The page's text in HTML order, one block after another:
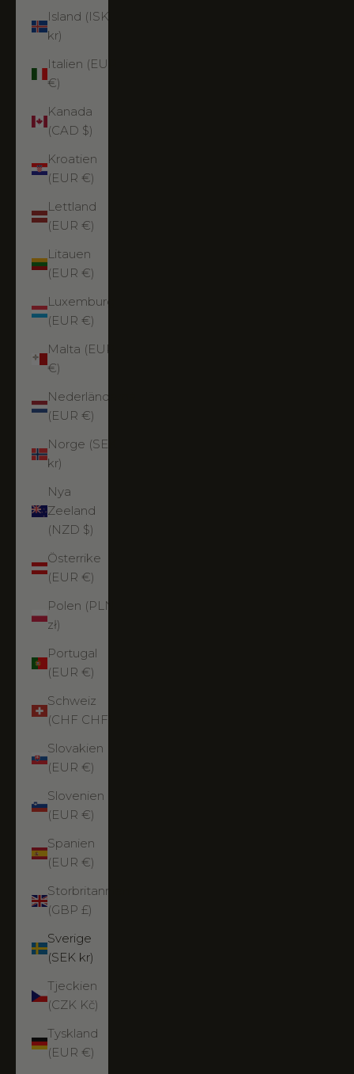
Island (ISK
kr)
Italien (EUR
€)
Kanada
(CAD $)
Kroatien
(EUR €)
Lettland
(EUR €)
Litauen
(EUR €)
Luxemburg
(EUR €)
Malta (EUR
€)
Nederländerna
(EUR €)
Norge (SEK
kr)
Nya
Zeeland
(NZD $)
Österrike
(EUR €)
Polen (PLN
zł)
Portugal
(EUR €)
Schweiz
(CHF CHF)
Slovakien
(EUR €)
Slovenien
(EUR €)
Spanien
(EUR €)
Storbritannien
(GBP £)
Sverige
(SEK kr)
Tjeckien
(CZK Kč)
Tyskland
(EUR €)